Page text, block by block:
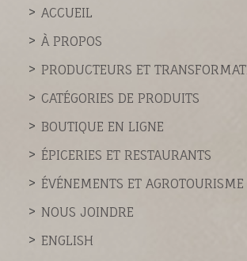
ACCUEIL
À PROPOS
PRODUCTEURS ET
CATÉGORIES DE PRODUITS
BOUTIQUE EN LIGNE
ÉPICERIES ET RESTAURANTS
ÉVÉNEMENTS ET AGROTOURISME
NOUS JOINDRE
ENGLISH